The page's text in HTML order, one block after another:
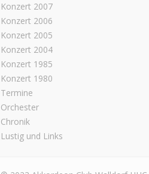
Konzert 2007
Konzert 2006
Konzert 2005
Konzert 2004
Konzert 1985
Konzert 1980
Termine
Orchester
Chronik
Lustig und Links